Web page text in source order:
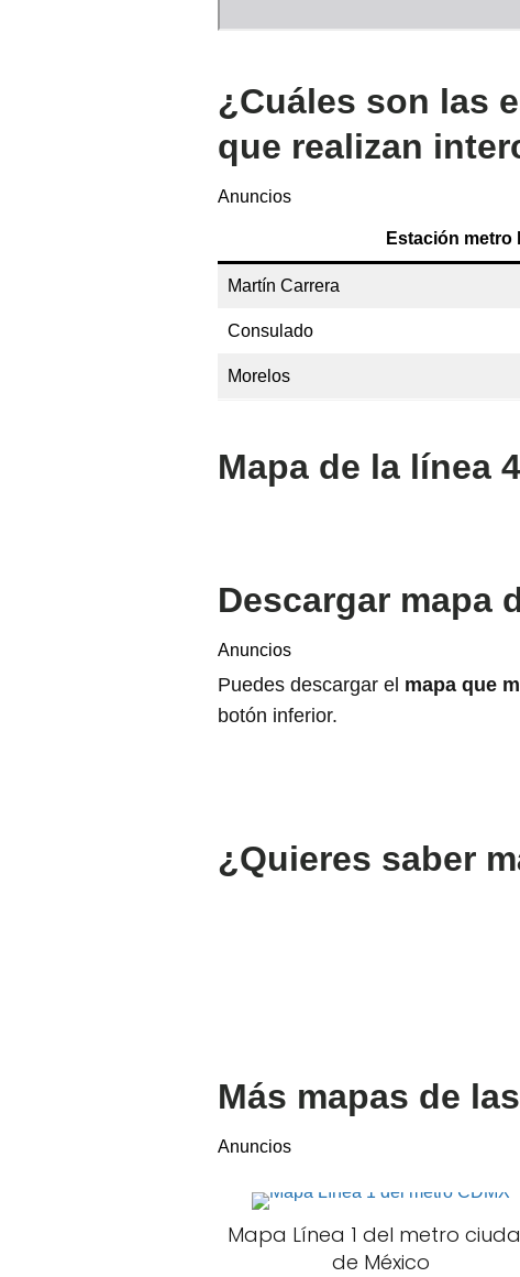
¿Cuáles son las
que realizan
Anuncios
Estación metro
Martín Carrera
Consulado
Morelos
Mapa de la línea
Descargar mapa
Anuncios
Puedes descargar el mapa que
botón inferior.
¿Quieres saber
Más mapas de
Anuncios
Mapa Línea 1 del metro
de México